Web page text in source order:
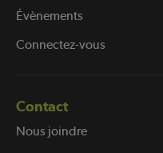
Évènements
Connectez-vous
Contact
Nous joindre